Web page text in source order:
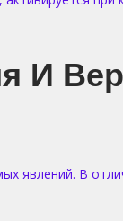
И
явлений. В